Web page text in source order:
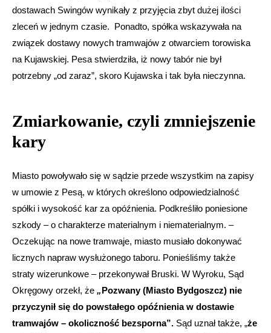
dostawach Swingów wynikały z przyjęcia zbyt dużej ilości
zleceń w jednym czasie. Ponadto, spółka wskazywała na
związek dostawy nowych tramwajów z otwarciem torowiska
na Kujawskiej. Pesa stwierdziła, iż nowy tabór nie był
potrzebny „od zaraz”, skoro Kujawska i tak była nieczynna.
Zmiarkowanie, czyli zmniejszenie
kary
Miasto powoływało się w sądzie przede wszystkim na zapisy
w umowie z Pesą, w których określono odpowiedzialność
spółki i wysokość kar za opóźnienia. Podkreśliło poniesione
szkody – o charakterze materialnym i niematerialnym. –
Oczekując na nowe tramwaje, miasto musiało dokonywać
licznych napraw wysłużonego taboru. Ponieśliśmy także
straty wizerunkowe – przekonywał Bruski. W Wyroku, Sąd
Okręgowy orzekł, że „Pozwany (Miasto Bydgoszcz) nie
przyczynił się do powstałego opóźnienia w dostawie
tramwajów – okoliczność bezsporna”. Sąd uznał także, „że